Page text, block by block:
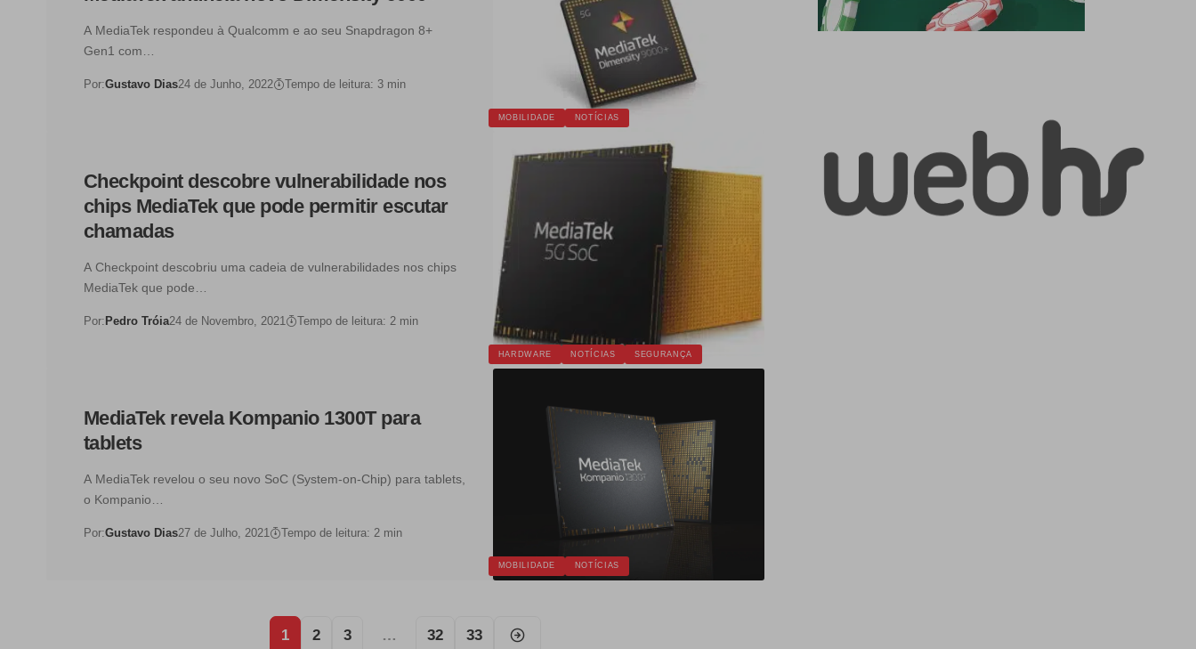
MOBILIDADE NOTÍCIAS
A MediaTek respondeu à Qualcomm e ao seu Snapdragon 8+
Gen1 com…
Por:Gustavo Dias24 de Junho, 2022 Tempo de leitura: 3 min
HARDWARE NOTÍCIAS SEGURANÇA
Checkpoint descobre vulnerabilidade nos
chips MediaTek que pode permitir escutar
chamadas
A Checkpoint descobriu uma cadeia de vulnerabilidades nos chips
MediaTek que pode…
Por: Pedro Tróia24 de Novembro, 2021 Tempo de leitura: 2 min
MOBILIDADE NOTÍCIAS
MediaTek revela Kompanio 1300T para
tablets
A MediaTek revelou o seu novo SoC (System-on-Chip) para tablets,
o Kompanio…
Por:Gustavo Dias27 de Julho, 2021 Tempo de leitura: 2 min
1 2 3 … 32 33